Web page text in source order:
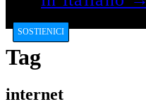
SOSTIENICI
Tag
internet